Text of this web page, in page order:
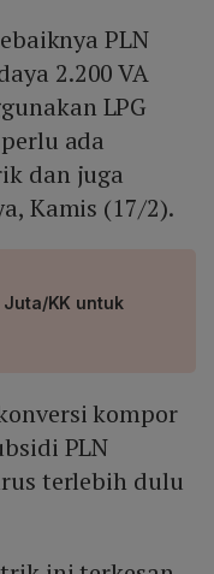
PLN
2.200 VA
LPG
ada
dan juga
Kamis (17/2).
Juta/KK untuk
kompor
PLN
terlebih dulu